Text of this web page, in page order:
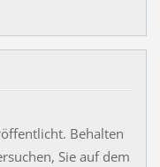
Behalten
Sie auf dem